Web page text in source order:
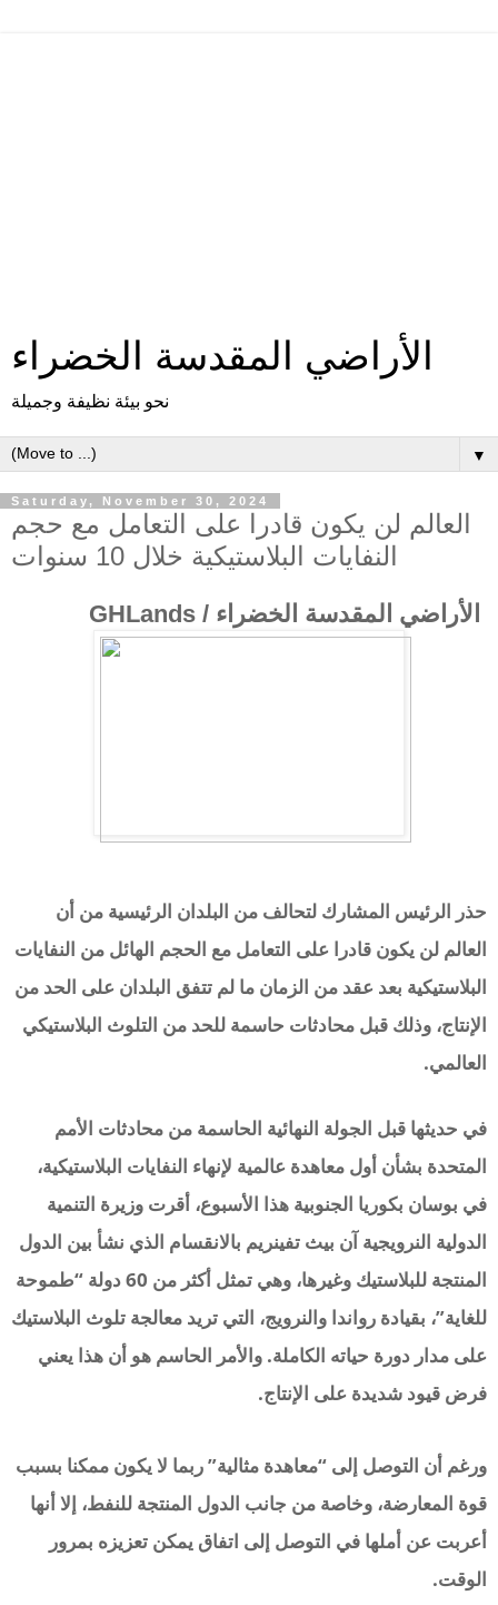
الأراضي المقدسة الخضراء
نحو بيئة نظيفة وجميلة
▼
Saturday, November 30, 2024
العالم لن يكون قادرا على التعامل مع حجم
النفايات البلاستيكية خلال 10 سنوات
الأراضي المقدسة الخضراء / GHLands
حذر الرئيس المشارك لتحالف من البلدان الرئيسية من أن
العالم لن يكون قادرا على التعامل مع الحجم الهائل من النفايات
البلاستيكية بعد عقد من الزمان ما لم تتفق البلدان على الحد من
الإنتاج، وذلك قبل محادثات حاسمة للحد من التلوث البلاستيكي
العالمي.
في حديثها قبل الجولة النهائية الحاسمة من محادثات الأمم
المتحدة بشأن أول معاهدة عالمية لإنهاء النفايات البلاستيكية،
في بوسان بكوريا الجنوبية هذا الأسبوع، أقرت وزيرة التنمية
الدولية النرويجية آن بيث تفينريم بالانقسام الذي نشأ بين الدول
المنتجة للبلاستيك وغيرها، وهي تمثل أكثر من 60 دولة “طموحة
للغاية”، بقيادة رواندا والنرويج، التي تريد معالجة تلوث البلاستيك
على مدار دورة حياته الكاملة. والأمر الحاسم هو أن هذا يعني
فرض قيود شديدة على الإنتاج.
ورغم أن التوصل إلى “معاهدة مثالية” ربما لا يكون ممكنا بسبب
قوة المعارضة، وخاصة من جانب الدول المنتجة للنفط، إلا أنها
أعربت عن أملها في التوصل إلى اتفاق يمكن تعزيزه بمرور
الوقت.